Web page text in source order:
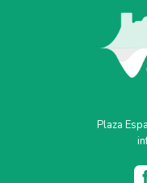
Plaza